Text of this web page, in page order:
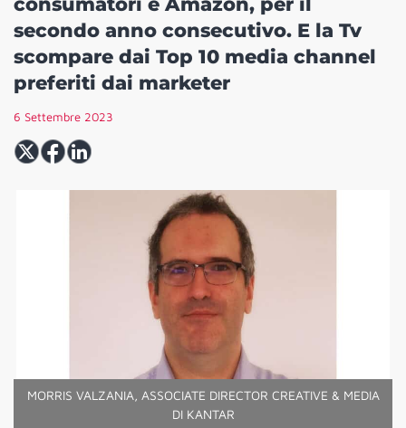
secondo anno consecutivo. E la Tv
scompare dai Top 10 media channel
preferiti dai marketer
6 Settembre 2023
MORRIS VALZANIA, ASSOCIATE DIRECTOR CREATIVE & MEDIA
DI KANTAR